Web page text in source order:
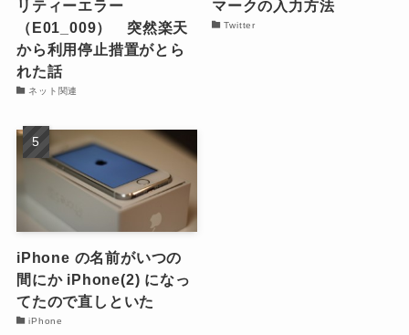
リティーエラー
（E01_009） 突然楽天
から利用停止措置がとら
れた話
ネット関連
マークの入力方法
Twitter
iPhone の名前がいつの
間にか iPhone(2) になっ
てたので直しといた
iPhone